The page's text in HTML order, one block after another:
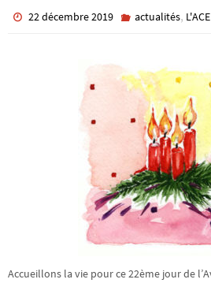
22 décembre 2019 actualités,
Accueillons la vie pour ce 22ème jour de